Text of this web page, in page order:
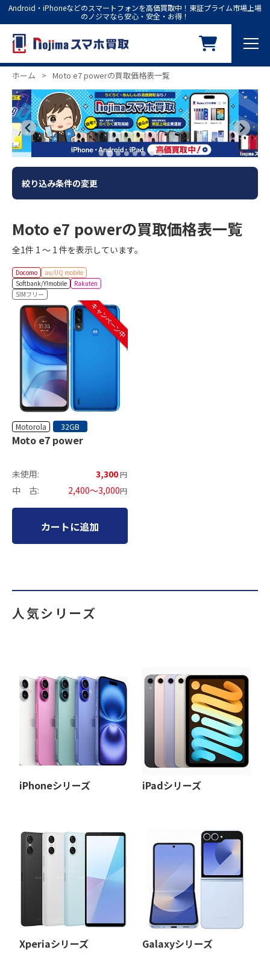
Android・iPhoneなどのスマートフォンを高価買取中！東証プライム市場上場
のノジマなら安心・安全・お得！
ホーム > Moto e7 powerの買取価格表一覧
絞り込み条件の変更
Moto e7 powerの買取価格表一覧
全1件 1 ～ 1 件を表示しています。
Docomo
au/UQ mobile
Softbank/Y!mobile
Rakuten
SIMフリー
キャンペーン中
Motorola 32GB
Moto e7 power
未使用: 3,300円
中 古: 2,400～3,000円
カートに追加
人気シリーズ
iPhoneシリーズ iPadシリーズ
Xperiaシリーズ Galaxyシリーズ